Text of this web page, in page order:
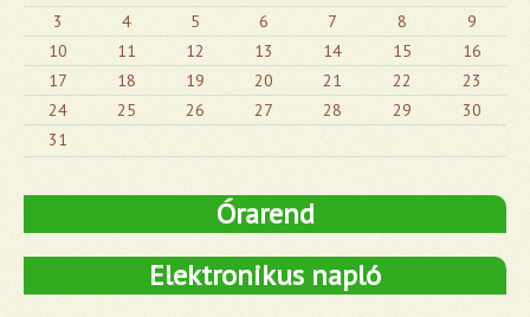
3
4 5 6 7 8
9
10
11 12 13 14 15
16
17
18 19 20 21 22
23
24
25 26 27 28 29
30
31
Órarend
Elektronikus napló